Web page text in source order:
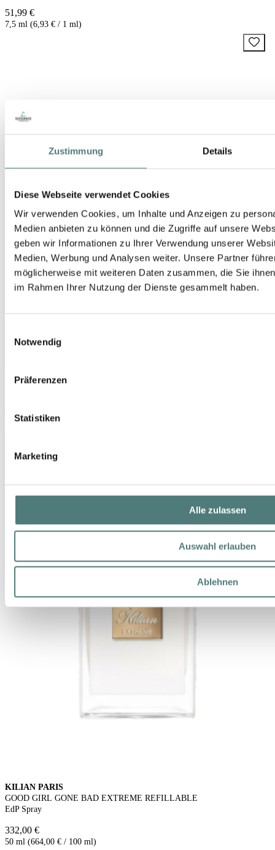
Zustimmung Details
Diese Webseite verwendet Cookies
Wir verwenden Cookies, um Inhalte und Anzeigen zu
Medien anbieten zu können und die Zugriffe auf unsere
geben wir Informationen zu Ihrer Verwendung unserer
Medien, Werbung und Analysen weiter. Unsere Partner
möglicherweise mit weiteren Daten zusammen, die Sie
im Rahmen Ihrer Nutzung der Dienste gesammelt haben.
Notwendig
Präferenzen
Statistiken
Marketing
Alle zulassen
Auswahl erlauben
Ablehnen
51,99 €
7,5 ml (6,93 € / 1 ml)
KILIAN PARIS
216,00 €
KILIAN PARIS
GOOD GIRL GONE BAD EXTREME REFILLABLE
EdP Spray
332,00 €
50 ml (664,00 € / 100 ml)